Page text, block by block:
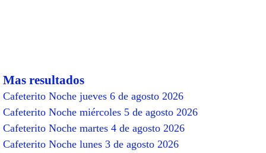
Mas resultados
Cafeterito Noche jueves 6 de agosto 2026
Cafeterito Noche miércoles 5 de agosto 2026
Cafeterito Noche martes 4 de agosto 2026
Cafeterito Noche lunes 3 de agosto 2026